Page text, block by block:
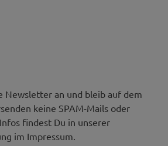
Newsletter an und bleib auf dem
keine SPAM-Mails oder
findest Du in unserer
im Impressum.